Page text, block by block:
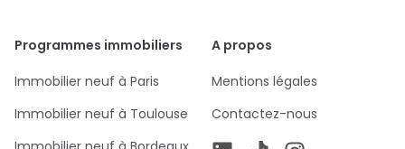
Programmes immobiliers
Immobilier neuf à Paris
Immobilier neuf à Toulouse
A propos
Mentions légales
Contactez-nous